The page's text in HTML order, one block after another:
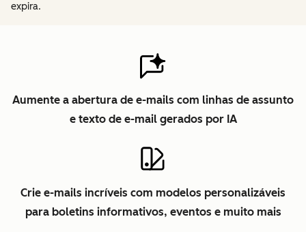
expira.
Aumente a abertura de e-mails com linhas de assunto
e texto de e-mail gerados por IA
Crie e-mails incríveis com modelos personalizáveis
para boletins informativos, eventos e muito mais